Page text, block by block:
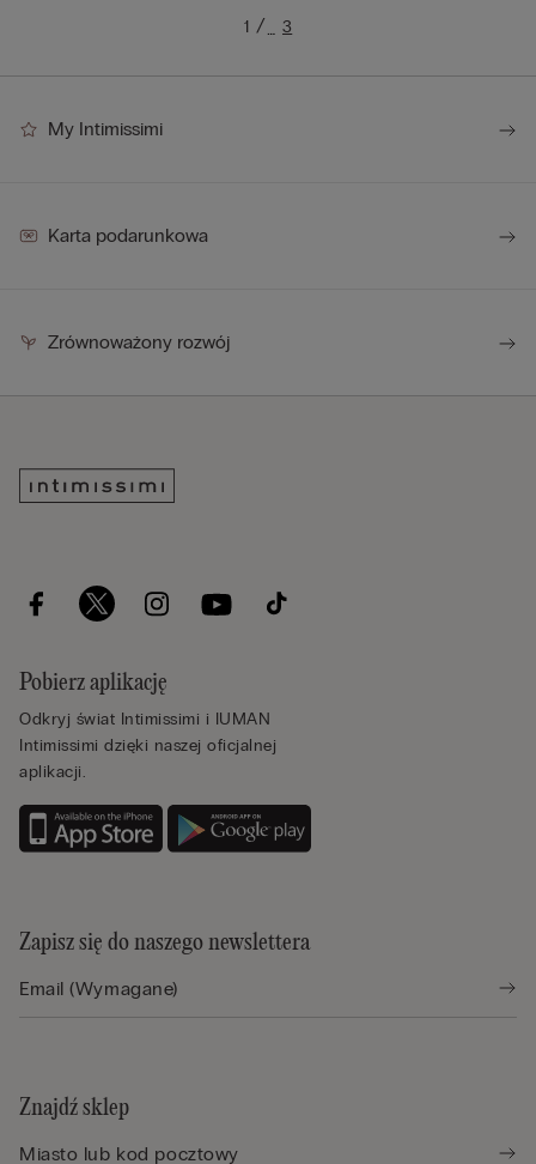
1 … 3
My Intimissimi
Karta podarunkowa
Zrównoważony rozwój
Pobierz aplikację
Odkryj świat Intimissimi i IUMAN
Intimissimi dzięki naszej oficjalnej
aplikacji.
Zapisz się do naszego newslettera
Znajdź sklep